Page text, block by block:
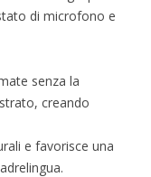
di microfono e
senza la
creando
e favorisce una